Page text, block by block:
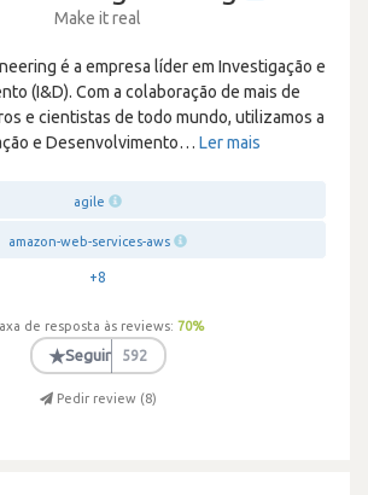
Make it real
é a empresa líder em Investigação e
(I&D). Com a colaboração de mais de
e cientistas de todo mundo, utilizamos a
e Desenvolvimento… Ler mais
agile
amazon-web-services-aws
+8
de resposta às reviews: 70%
★Seguir 592
Pedir review (8)